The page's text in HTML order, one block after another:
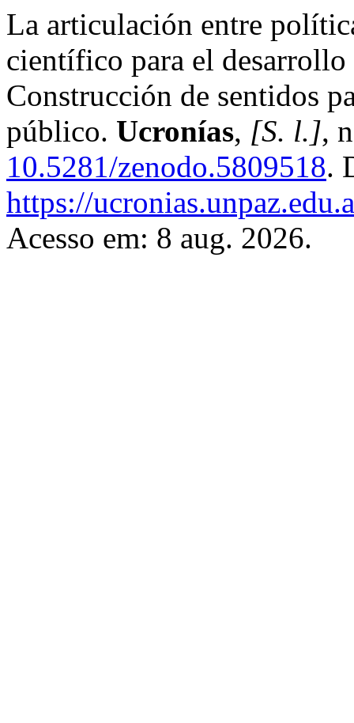
La articulación entre
científico para el desarrollo
Construcción de sentidos
público. Ucronías, [S. l.],
10.5281/zenodo.5809518.
https://
Acesso em: 8 aug. 2026.